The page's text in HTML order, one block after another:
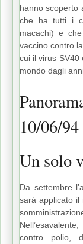
hanno scoperto
che ha tutti i
macachi) e
vaccino contro
cui il virus SV40
mondo dagli
10/06/94
Un solo
Da settembre
sarà applicato il
contro polio,